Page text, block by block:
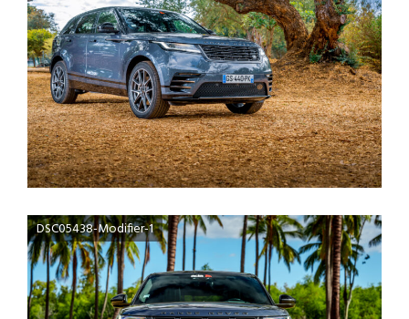
DSC05438-Modifier-1